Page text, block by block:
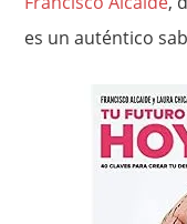
es un auténtico